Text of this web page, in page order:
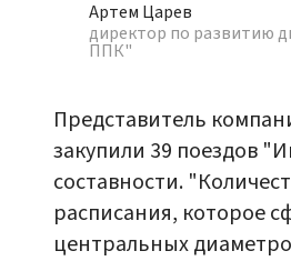
Артем Царев
директор по развитию
ППК"
Представитель
закупили 39 поездов
составности.
расписания, которое
центральных